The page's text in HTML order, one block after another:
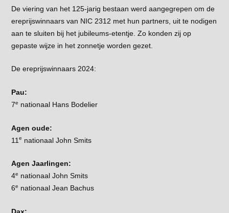
De viering van het 125-jarig bestaan werd aangegrepen om de
ereprijswinnaars van NIC 2312 met hun partners, uit te nodigen
aan te sluiten bij het jubileums-etentje. Zo konden zij op
gepaste wijze in het zonnetje worden gezet.
De ereprijswinnaars 2024:
Pau:
7e nationaal Hans Bodelier
Agen oude:
11 e nationaal John Smits
Agen Jaarlingen:
4e nationaal John Smits
6e nationaal Jean Bachus